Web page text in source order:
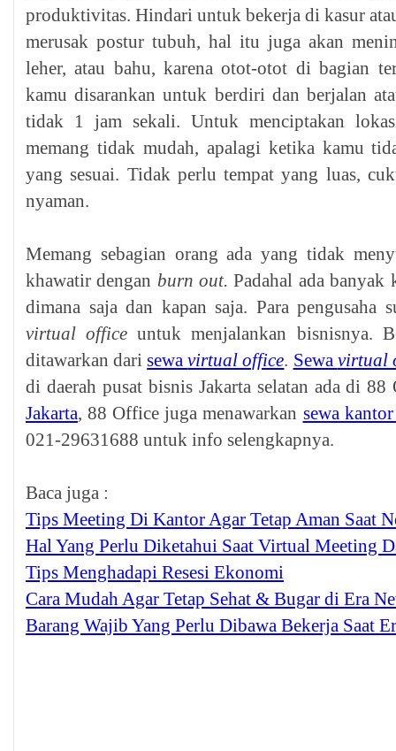
produktivitas. Hindari untuk bekerja di kasur
merusak postur tubuh, hal itu juga akan
leher, atau bahu, karena otot-otot di bagian
kamu disarankan untuk berdiri dan berjalan
tidak 1 jam sekali. Untuk menciptakan
memang tidak mudah, apalagi ketika kamu
yang sesuai. Tidak perlu tempat yang luas,
nyaman.
Memang sebagian orang ada yang tidak
khawatir dengan burn out.Padahal ada
dimana saja dan kapan saja. Para pengusaha
virtual office untuk menjalankan bisnisnya.
ditawarkan darisewavirtual office. Sewa virtual
di daerah pusat bisnis Jakarta selatan ada di
Jakarta, 88 Office juga menawarkan sewa
021-29631688 untuk info selengkapnya.
Baca juga :
Tips Meeting Di Kantor Agar Tetap Aman Saat
Hal Yang Perlu Diketahui Saat Virtual Meeting
Tips Menghadapi Resesi Ekonomi
Cara Mudah Agar Tetap Sehat & Bugar di Era
Barang Wajib Yang Perlu Dibawa Bekerja Saat